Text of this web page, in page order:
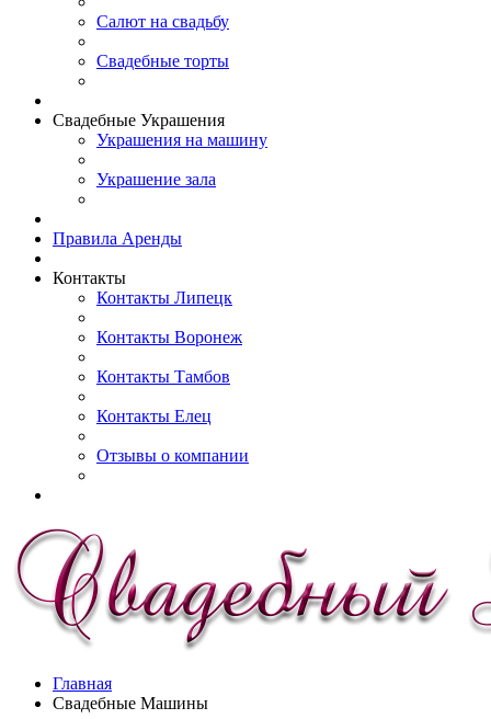
Салют на свадьбу
Свадебные торты
Свадебные Украшения
Украшения на машину
Украшение зала
Правила Аренды
Контакты
Контакты Липецк
Контакты Воронеж
Контакты Тамбов
Контакты Елец
Отзывы о компании
Главная
Свадебные Машины